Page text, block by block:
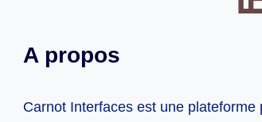
A propos
Carnot Interfaces est une